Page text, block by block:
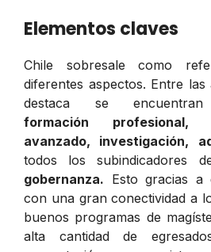
Elementos claves
Chile sobresale como
diferentes aspectos. Entre
destaca se
formación profesional,
avanzado, investigación,
todos los subindicadores
gobernanza. Esto gracias
con una gran conectividad a
buenos programas de
alta cantidad de